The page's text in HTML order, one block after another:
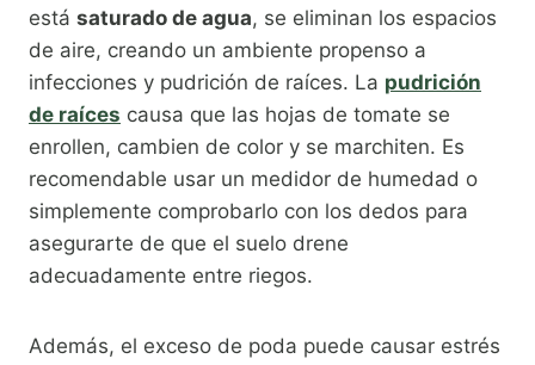
está saturado de agua, se eliminan los espacios
de aire, creando un ambiente propenso a
infecciones y pudrición de raíces. La pudrición
de raíces causa que las hojas de tomate se
enrollen, cambien de color y se marchiten. Es
recomendable usar un medidor de humedad o
simplemente comprobarlo con los dedos para
asegurarte de que el suelo drene
adecuadamente entre riegos.
Además, el exceso de poda puede causar estrés